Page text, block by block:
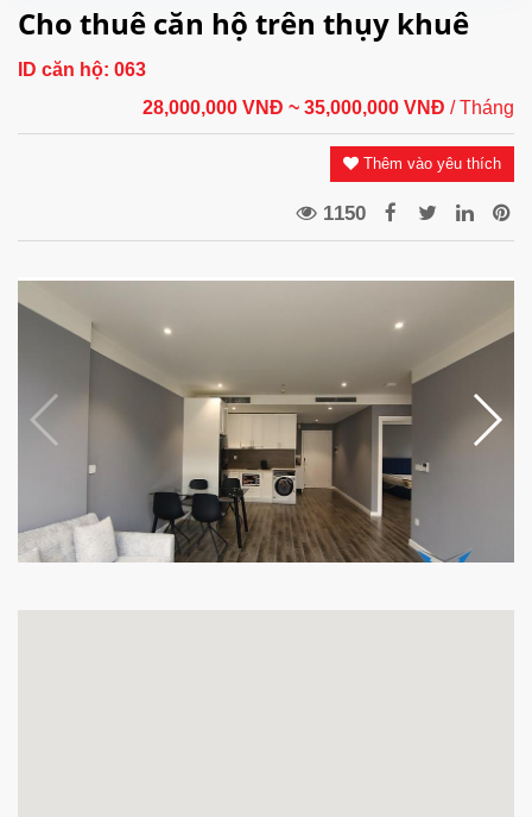
Cho thuê căn hộ trên thụy khuê
ID căn hộ: 063
28,000,000 VNĐ ~ 35,000,000 VNĐ / Tháng
Thêm vào yêu thích
1150